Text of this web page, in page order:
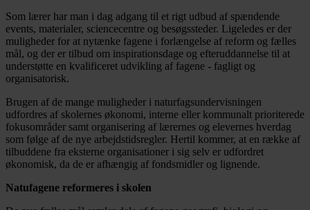
Som lærer har man i dag adgang til et rigt udbud af spændende
events, materialer, sciencecentre og besøgssteder. Ligeledes er der
muligheder for at nytænke fagene i forlængelse af reform og fælles
mål, og der er tilbud om inspirationsdage og efteruddannelse til at
understøtte en kvalificeret udvikling af fagene - fagligt og
organisatorisk.
Brugen af de mange muligheder i naturfagsundervisningen
udfordres af skolernes økonomi, interne eller kommunalt prioriterede
fokusområder samt organisering af lærernes og elevernes hverdag
som følge af de nye arbejdstidsregler. Hertil kommer, at en række af
tilbuddene fra eksterne organisationer i sig selv er udfordret
økonomisk, da de er afhængig af fondsmidler og lignende.
Natufagene reformeres i skolen